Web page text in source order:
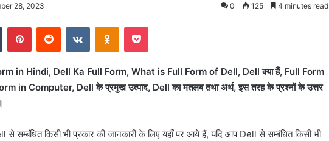
28, 2023 0 125 4 minutes read
in Hindi, Dell Ka Full Form, What is Full Form of Dell, Dell क्या हैं, Full Form
in Computer, Dell के प्रमुख उत्पाद, Dell का मतलब तथा अर्थ, इस तरह के प्रश्नों के उत्तर
सम्बंधित किसी भी प्रकार की जानकारी के लिए यहाँ पर आये हैं, यदि आप Dell से सम्बंधित किसी भी